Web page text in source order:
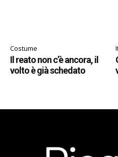
Costume
Il reato non c’è ancora, il
volto è già schedato